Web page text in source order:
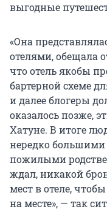
выгодные
«Она
отелями, обещала
что отель якобы
бартерной схеме
и далее блогеры
оказалось позже,
Хатуне. В итоге
нередко
пожилыми
ждал, никакой
мест в отеле,
на месте», — так